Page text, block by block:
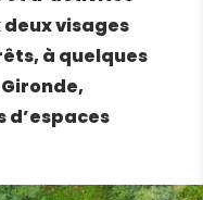
visages
à quelques
d’espaces